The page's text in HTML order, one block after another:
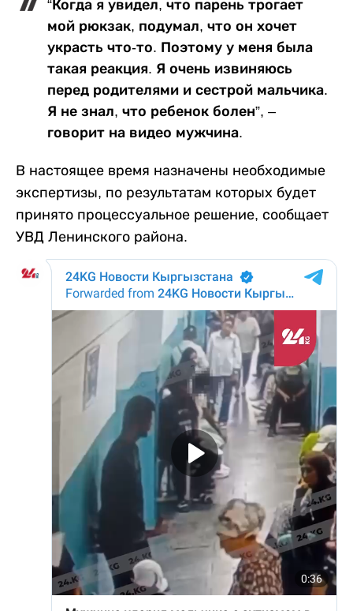
“Когда я увидел, что парень трогает
мой рюкзак, подумал, что он хочет
украсть что-то. Поэтому у меня была
такая реакция. Я очень извиняюсь
перед родителями и сестрой мальчика.
Я не знал, что ребенок болен”, –
говорит на видео мужчина.
В настоящее время назначены необходимые
экспертизы, по результатам которых будет
принято процессуальное решение, сообщает
УВД Ленинского района.